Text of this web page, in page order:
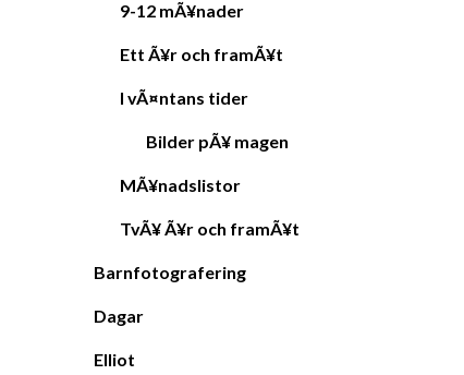
9-12 mÃ¥nader
Ett Ã¥r och framÃ¥t
I vÃ¤ntans tider
Bilder pÃ¥ magen
MÃ¥nadslistor
TvÃ¥ Ã¥r och framÃ¥t
Barnfotografering
Dagar
Elliot